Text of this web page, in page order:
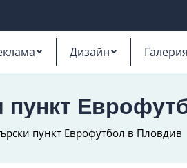
Дизайн Галерия
пункт Еврофутбол в Пловдив
пункт